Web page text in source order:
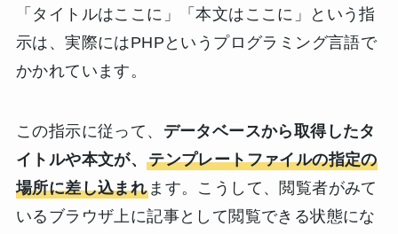
「タイトルはここに」「本文はここに」という指
示は、実際にはPHPというプログラミング言語で
かかれています。
この指示に従って、 データベースから取得したタ
イトルや本文が、テンプレートファイルの指定の
場所に差し込まれ ます。こうして、閲覧者がみて
いるブラウザ上に記事として閲覧できる状態にな